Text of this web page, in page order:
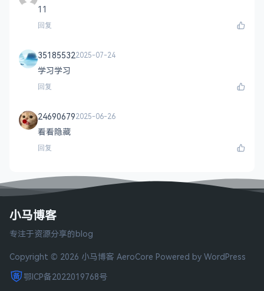
11
回复
351855322025-07-24
学习学习
回复
246906792025-06-26
看看隐藏
回复
小马博客
专注于资源分享的blog
Copyright © 2026 小马博客 AeroCore Powered by WordPress
鄂ICP备2022019768号